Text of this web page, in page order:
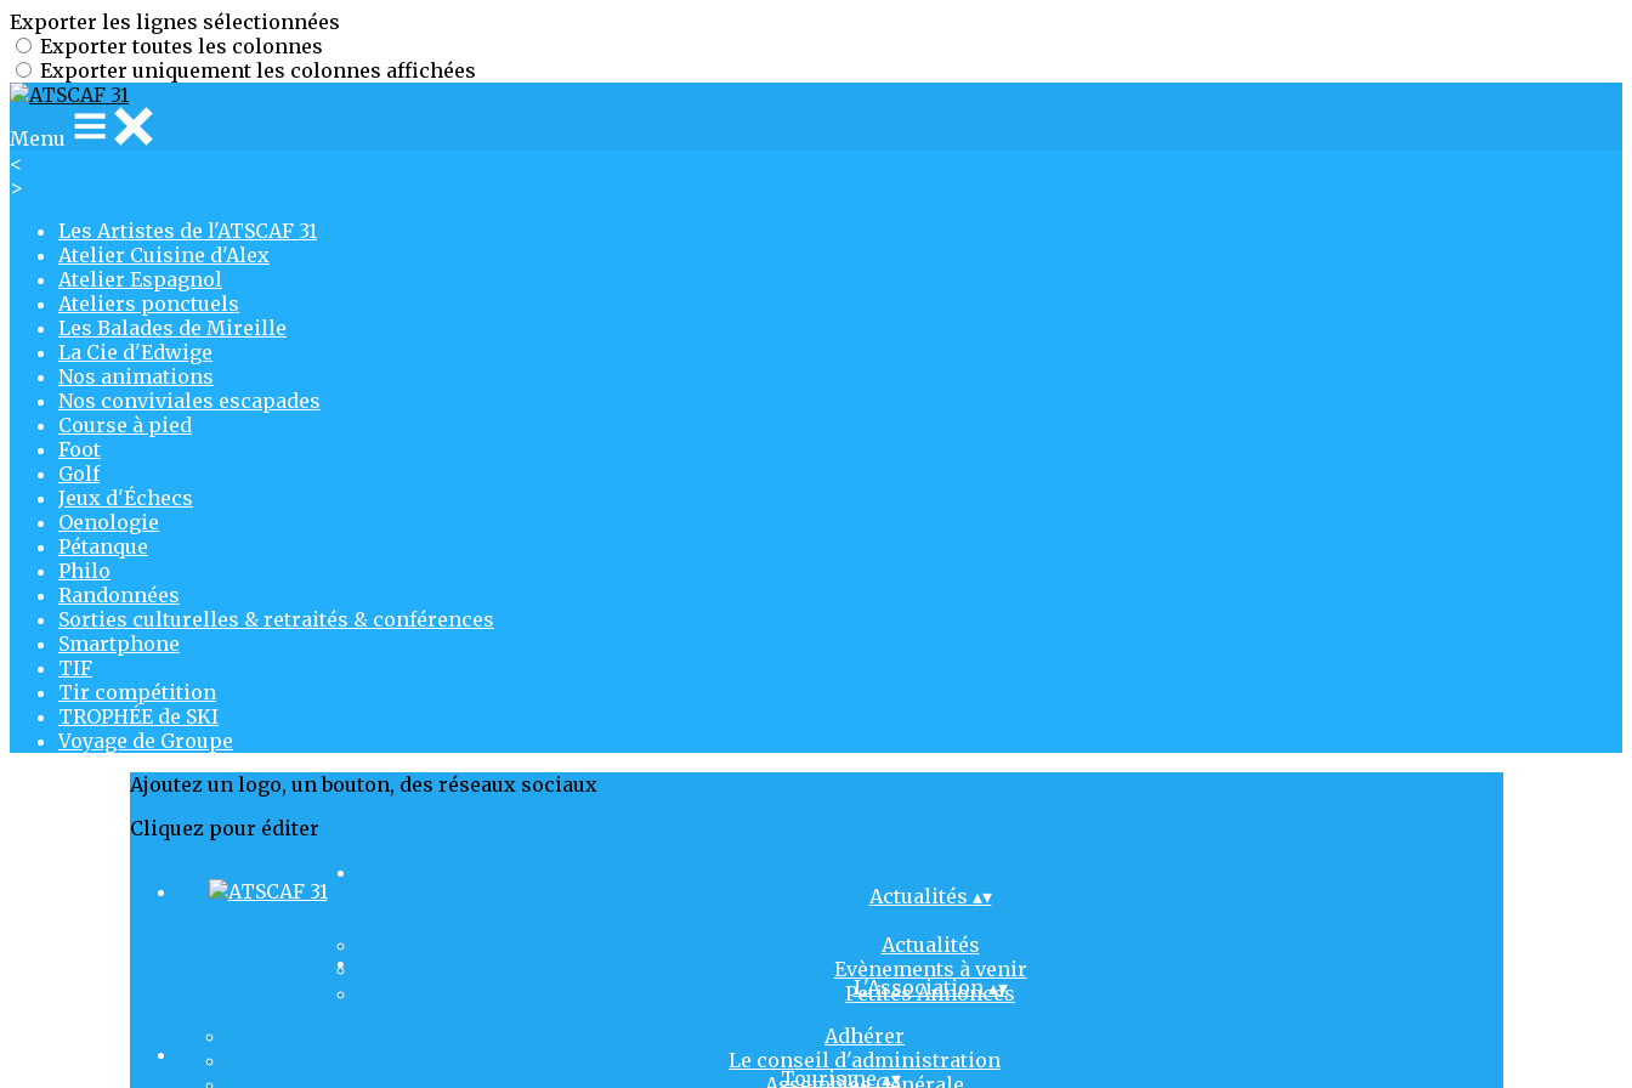
Exporter les lignes sélectionnées
Exporter toutes les colonnes
Exporter uniquement les colonnes affichées
Menu
<
>
Les Artistes de l'ATSCAF 31
Atelier Cuisine d'Alex
Atelier Espagnol
Ateliers ponctuels
Les Balades de Mireille
La Cie d'Edwige
Nos animations
Nos conviviales escapades
Course à pied
Foot
Golf
Jeux d'Échecs
Oenologie
Pétanque
Philo
Randonnées
Sorties culturelles & retraités & conférences
Smartphone
TIF
Tir compétition
TROPHÉE de SKI
Voyage de Groupe
Ajoutez un logo, un bouton, des réseaux sociaux
Cliquez pour éditer
Actualités ▴▾
Actualités
Evènements à venir
Petites Annonces
L'Association▴▾
Adhérer
Le conseil d'administration
Tourisme▴▾